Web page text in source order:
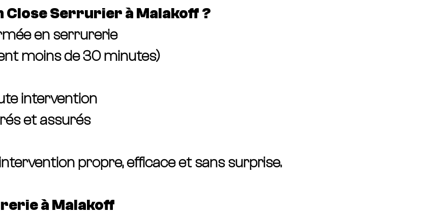
Close Serrurier à Malakoff ?
en serrurerie
moins de 30 minutes)
intervention
et assurés
propre, efficace et sans surprise.
à Malakoff